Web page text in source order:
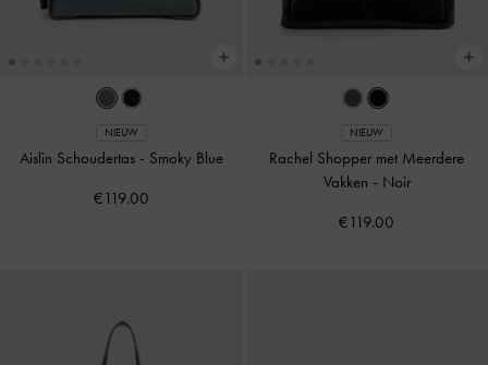
NIEUW
Aislin Schoudertas - Smoky Blue
€119.00
NIEUW
Rachel Shopper met Meerdere
Vakken - Noir
€119.00